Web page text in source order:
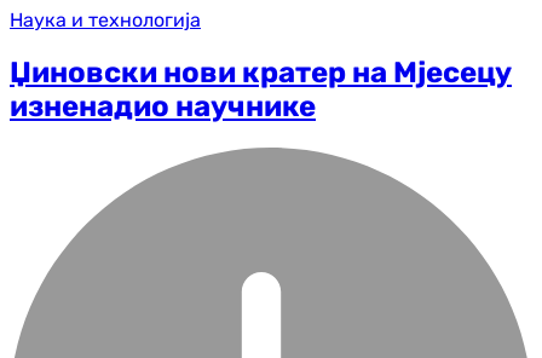
Наука и технологија
Џиновски нови кратер на Мјесецу
изненадио научнике